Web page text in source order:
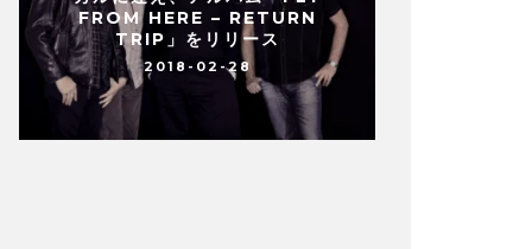
FROM HERE – RETURN
TRIP」をリリース
2018-02-28